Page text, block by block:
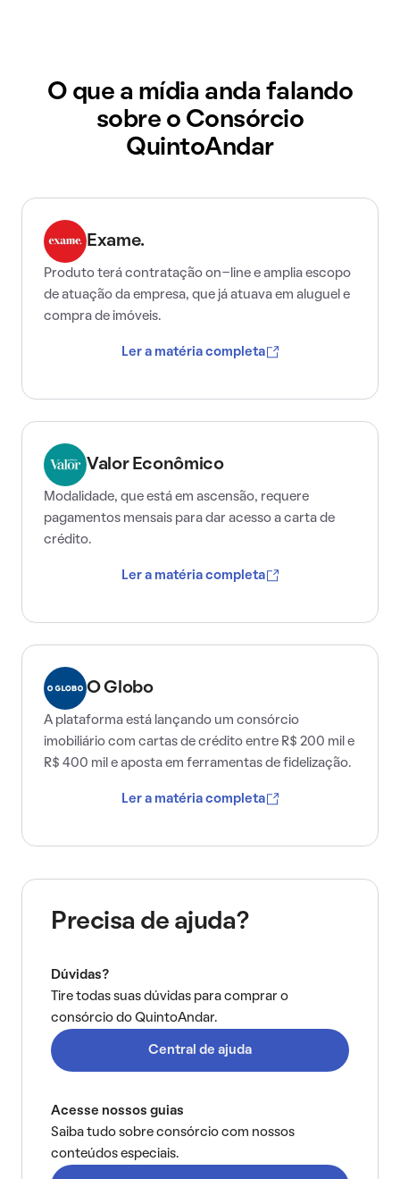
O que a mídia anda falando
sobre o Consórcio
QuintoAndar
Exame.
Produto terá contratação on-line e amplia escopo
de atuação da empresa, que já atuava em aluguel e
compra de imóveis.
Ler a matéria completa
Valor Econômico
Modalidade, que está em ascensão, requere
pagamentos mensais para dar acesso a carta de
crédito.
Ler a matéria completa
O Globo
A plataforma está lançando um consórcio
imobiliário com cartas de crédito entre R$ 200 mil e
R$ 400 mil e aposta em ferramentas de fidelização.
Ler a matéria completa
Precisa de ajuda?
Dúvidas?
Tire todas suas dúvidas para comprar o
consórcio do QuintoAndar.
Central de ajuda
Acesse nossos guias
Saiba tudo sobre consórcio com nossos
conteúdos especiais.